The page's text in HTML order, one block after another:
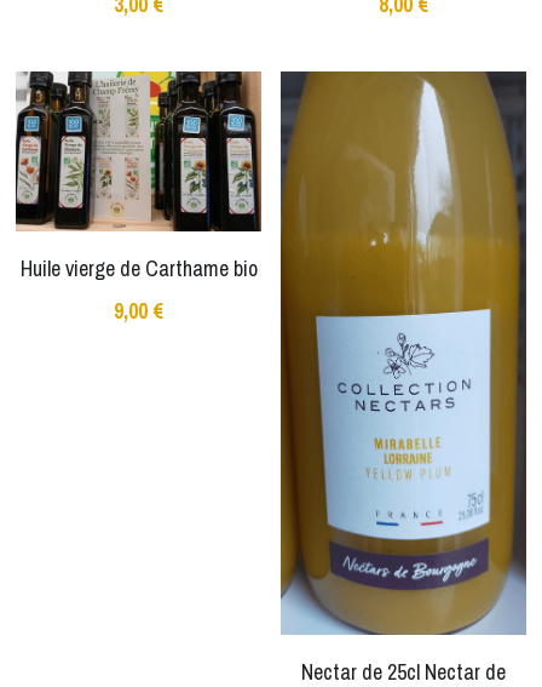
Huile vierge de Carthame bio
9,00 €
Nectar de 25cl Nectar de